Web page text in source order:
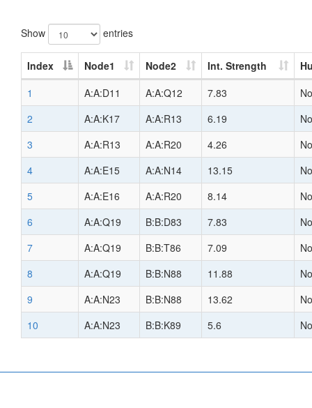
Show entries
Index Node1 Node2 Int. Strength
1
A:A:D11 A:A:Q12 7.83
No
2
A:A:K17 A:A:R13 6.19
No
3
A:A:R13 A:A:R20 4.26
No
4
A:A:E15 A:A:N14 13.15
No
5
A:A:E16 A:A:R20 8.14
No
6
A:A:Q19 B:B:D83 7.83
No
7
A:A:Q19 B:B:T86 7.09
No
8
A:A:Q19 B:B:N88 11.88
No
9
A:A:N23 B:B:N88 13.62
No
10
A:A:N23 B:B:K89 5.6 No